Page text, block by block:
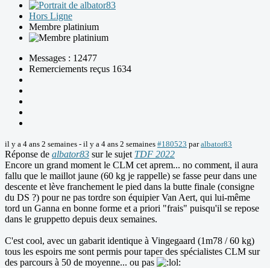
Hors Ligne
Membre platinium
Messages : 12477
Remerciements reçus 1634
il y a 4 ans 2 semaines - il y a 4 ans 2 semaines #180523 paralbator83
Réponse de albator83 sur le sujet TDF 2022
Encore un grand moment le CLM cet aprem... no comment, il aura
fallu que le maillot jaune (60 kg je rappelle) se fasse peur dans une
descente et lève franchement le pied dans la butte finale (consigne
du DS ?) pour ne pas tordre son équipier Van Aert, qui lui-même
tord un Ganna en bonne forme et a priori "frais" puisqu'il se repose
dans le gruppetto depuis deux semaines.
C'est cool, avec un gabarit identique à Vingegaard (1m78 / 60 kg)
tous les espoirs me sont permis pour taper des spécialistes CLM sur
des parcours à 50 de moyenne... ou pas